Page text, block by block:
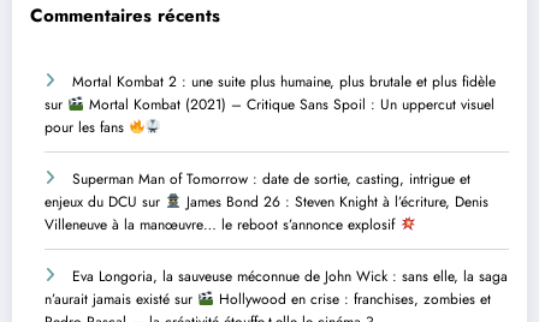
Commentaires récents
Mortal Kombat 2 : une suite plus humaine, plus brutale et plus fidèle
sur
Mortal Kombat (2021) – Critique Sans Spoil : Un uppercut visuel
pour les fans
Superman Man of Tomorrow : date de sortie, casting, intrigue et
enjeux du DCU sur
James Bond 26 : Steven Knight à l’écriture, Denis
Villeneuve à la manœuvre… le reboot s’annonce explosif
Eva Longoria, la sauveuse méconnue de John Wick : sans elle, la saga
n’aurait jamais existé sur
Hollywood en crise : franchises, zombies et